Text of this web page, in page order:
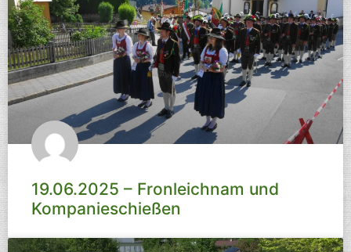
19.06.2025 – Fronleichnam und
Kompanieschießen